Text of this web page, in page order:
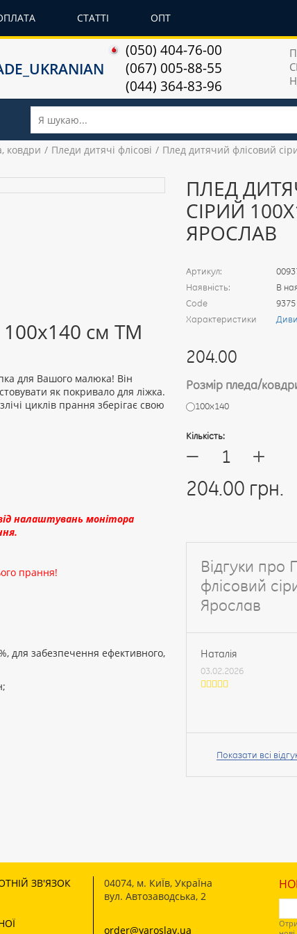
СТАТТІ ОПТ
(050) 404-76-00
(067) 005-88-55
(044) 364-83-96
ковдри Пледи дитячі флісові Плед дитячий флісовий
100х140 см ТМ
для Вашого малюка! Він
як покривало для ліжка.
циклів прання зберігає свою
налаштувань монітора
прання!
для забезпечення ефективного,
ПЛЕД
СІРИЙ
ЯРОСЛАВ
Артикул:
Наявність:
В
Code
9375
Характеристики
204.00
Розмір пледа/
100х140
Кількість:
— +
204.00 грн.
Відгуки про
флісовий
Ярослав
Наталія
03.02.2026
Ваше
Показати всі
ЗВ'ЯЗОК
04074, м. КиЇв, УкраЇна
вул. Автозаводська, 2
order@yaroslav.ua